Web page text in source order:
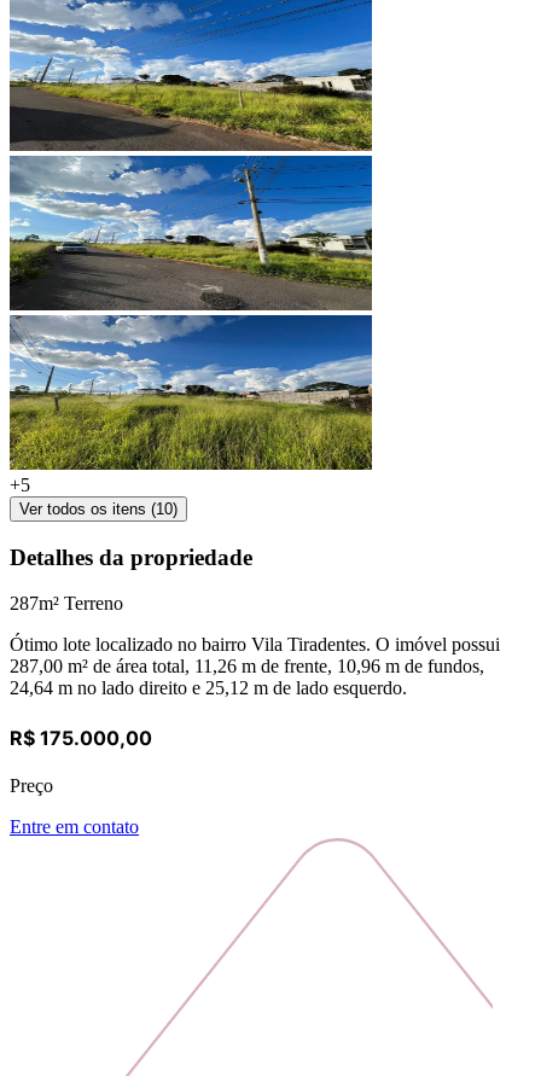
+5
Ver todos os itens (10)
Detalhes da propriedade
287m² Terreno
Ótimo lote localizado no bairro Vila Tiradentes. O imóvel possui
287,00 m² de área total, 11,26 m de frente, 10,96 m de fundos,
24,64 m no lado direito e 25,12 m de lado esquerdo.
R$ 175.000,00
Preço
Entre em contato